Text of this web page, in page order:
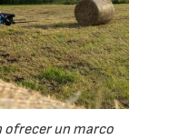
ofrecer un marco